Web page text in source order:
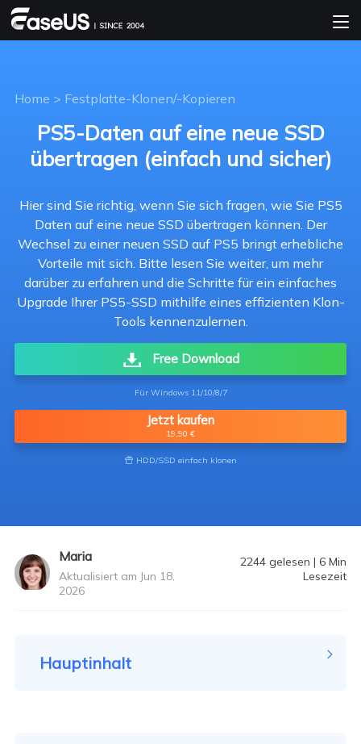
Home > Festplatte-Klonen/-Kopieren
PS5-Daten auf eine neue SSD
übertragen (einfach und sicher)
Hier sind Sie richtig, wenn Sie sich fragen, wie Sie PS5
Daten auf eine neue SSD übertragen können. Der
Wechsel zu einer neuen SSD auf PS5 bringt erhebliche
Vorteile mit sich. Bitte lesen Sie weiter, um mehr
darüber zu erfahren und die Schritte für ein einfaches
Upgrade Ihrer PS5-SSD mithilfe eines effizienten Klon-
Tools kennenzulernen.
Free Download
Für Windows 11/10/8/7
Jetzt kaufen
19,90 €
 HDD/SSD einfach klonen
Maria
Aktualisiert am Jun 18,
2026
2244 gelesen | 6 Min
Lesezeit
Hauptinhalt